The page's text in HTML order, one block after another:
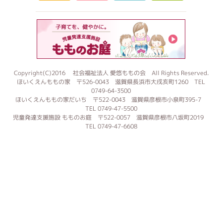
Copyright(C)2016 社会福祉法人 愛悠ももの会 All Rights Reserved.
ほいくえんももの家 〒526-0043 滋賀県長浜市大戌亥町1260 TEL
0749-64-3500
ほいくえんももの家だいち 〒522-0043 滋賀県彦根市小泉町395-7
TEL 0749-47-5500
児童発達支援施設 もものお庭 〒522-0057 滋賀県彦根市八坂町2019
TEL 0749-47-6608